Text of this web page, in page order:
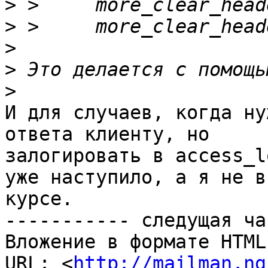
>
>
>
>
>
И для случаев, когда
ответа клиенту, но
залогировать в
уже наступило, а я не в
курсе.
----------- следущая
Вложение в формате
URL: <http://